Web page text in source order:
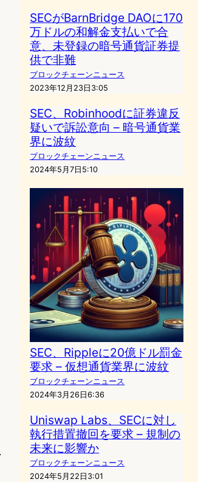
SECがBarnBridge DAOに170
万ドルの和解金支払いで合
意、未登録の暗号通貨証券提
供で非難
ブロックチェーンニュース
2023年12月23日3:05
SEC、Robinhoodに証券違反
疑いで訴訟意向 – 暗号通貨業
界に波紋
ブロックチェーンニュース
2024年5月7日5:10
SEC、Rippleに20億ドル罰金
要求 – 仮想通貨業界に波紋
ブロックチェーンニュース
2024年3月26日6:36
Uniswap Labs、SECに対し
執行措置撤回を要求 – 規制の
未来に影響か
ブロックチェーンニュース
2024年5月22日3:01